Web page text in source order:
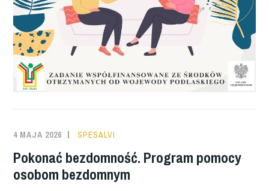
4 MAJA 2026 SPESALVI
Pokonać bezdomność. Program pomocy
osobom bezdomnym